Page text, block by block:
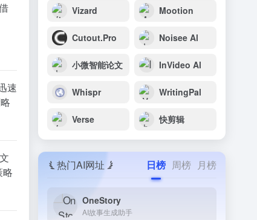
速
略
Vizard Mootion
Cutout.Pro Noisee Al
小微智能论文 InVideo Al
Whispr WritingPal
Verse 快剪辑
热门AI网址 日榜 周榜 月榜
OneStory
AI故事生成助手